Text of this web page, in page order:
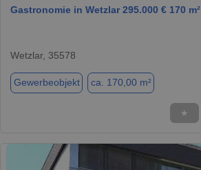
Gastronomie in Wetzlar 295.000 € 170 m²
Wetzlar, 35578
Gewerbeobjekt ca. 170,00 m²
★